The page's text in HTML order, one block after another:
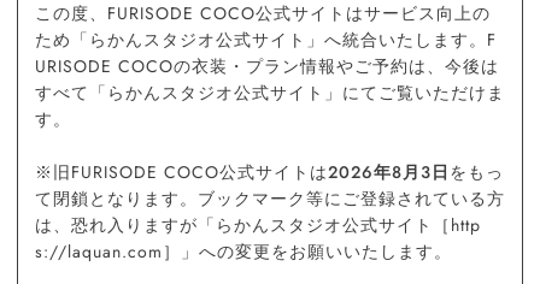
この度、FURISODE COCO公式サイトはサービス向上の
ため「らかんスタジオ公式サイト」へ統合いたします。F
URISODE COCOの衣装・プラン情報やご予約は、今後は
すべて「らかんスタジオ公式サイト」にてご覧いただけま
す。
※旧FURISODE COCO公式サイトは2026年8月3日 をもっ
て閉鎖となります。ブックマーク等にご登録されている方
は、恐れ入りますが「らかんスタジオ公式サイト［http
s://laquan.com］」への変更をお願いいたします。